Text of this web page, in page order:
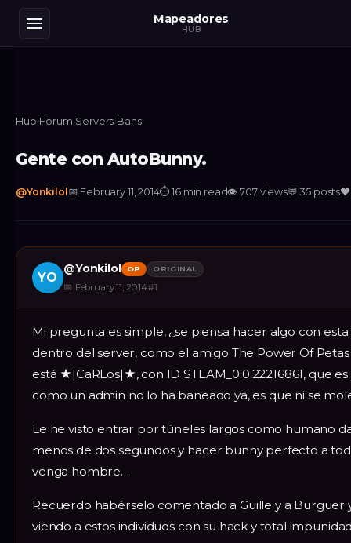
Mapeadores
HUB
Hub›Forum›Servers›Bans
Gente con AutoBunny.
@Yonkilol 📅 February 11, 2014⏱16 min read👁707 views💬35 posts
YO
@Yonkilol OP ORIGINAL
📅 February 11, 2014#1
Mi pregunta es simple, ¿se piensa hacer algo con
dentro del server, como el amigo The Power Of
está ★|CaRLos|★, con ID STEAM_0:0:22216861, que
como un admin no lo ha baneado ya, es que ni se
Le he visto entrar por túneles largos como humano
menos de dos segundos y hacer bunny perfecto a
venga hombre…
Recuerdo habérselo comentado a Guille y a
viendo a estos individuos con su hack y total